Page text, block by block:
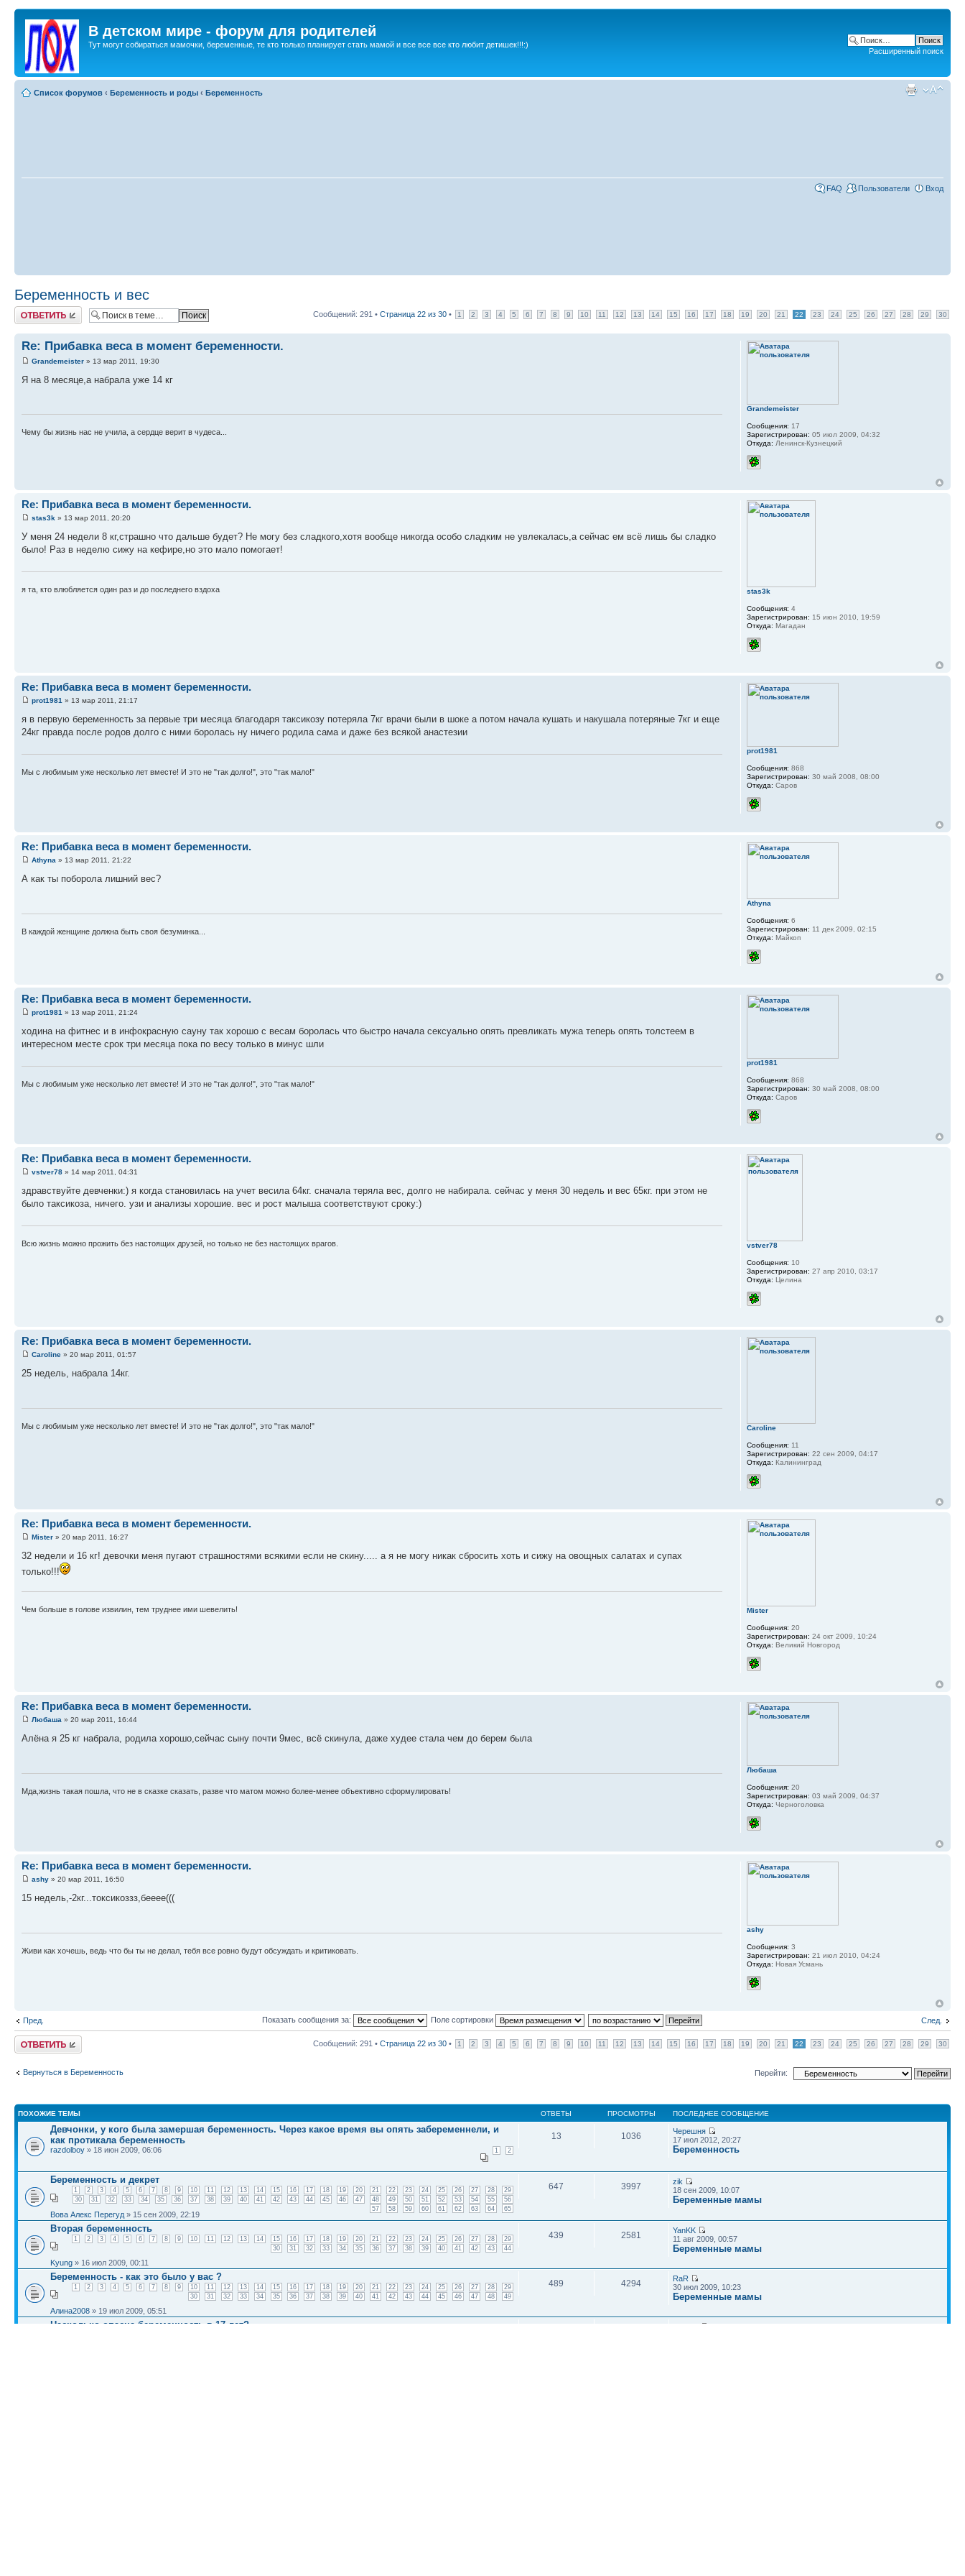
В детском мире - форум для родителей
Тут могут собираться мамочки, беременные, те кто только планирует стать мамой и все все все кто любит детишек!!!:)
Расширенный поиск
Список форумов ‹ Беременность и роды ‹ Беременность
FAQ Пользователи Вход
Беременность и вес
Ответить Сообщений: 291 • Страница 22 из 30 • 1 2 3 4 5 6 7 8 9 10 11 12 13 14 15 16 17 18 19 20 21 22 23 24 25 26 27 28 29 30
Re: Прибавка веса в момент беременности.
Grandemeister » 13 мар 2011, 19:30
Я на 8 месяце,а набрала уже 14 кг
Чему бы жизнь нас не учила, а сердце верит в чудеса...
Grandemeister
Сообщения: 17
Зарегистрирован: 05 июл 2009, 04:32
Откуда: Ленинск-Кузнецкий
Re: Прибавка веса в момент беременности.
stas3k » 13 мар 2011, 20:20
У меня 24 недели 8 кг,страшно что дальше будет? Не могу без сладкого,хотя вообще никогда особо сладким не увлекалась,а сейчас ем всё лишь бы сладко
было! Раз в неделю сижу на кефире,но это мало помогает!
я та, кто влюбляется один раз и до последнего вздоха stas3k
Сообщения: 4
Зарегистрирован: 15 июн 2010, 19:59
Откуда: Магадан
Re: Прибавка веса в момент беременности.
prot1981 » 13 мар 2011, 21:17
я в первую беременность за первые три месяца благодаря таксикозу потеряла 7кг врачи были в шоке а потом начала кушать и накушала потеряные 7кг и еще
24кг правда после родов долго с ними боролась ну ничего родила сама и даже без всякой анастезии
Мы с любимым уже несколько лет вместе! И это не "так долго!", это "так мало!"
prot1981
Сообщения: 868
Зарегистрирован: 30 май 2008, 08:00
Откуда: Саров
Re: Прибавка веса в момент беременности.
Athyna » 13 мар 2011, 21:22
А как ты поборола лишний вес?
В каждой женщине должна быть своя безyминка...
Athyna
Сообщения: 6
Зарегистрирован: 11 дек 2009, 02:15
Откуда: Майкоп
Re: Прибавка веса в момент беременности.
prot1981 » 13 мар 2011, 21:24
ходина на фитнес и в инфокрасную сауну так хорошо с весам боролась что быстро начала сексуально опять превликать мужа теперь опять толстеем в
интересном месте срок три месяца пока по весу только в минус шли
Мы с любимым уже несколько лет вместе! И это не "так долго!", это "так мало!"
prot1981
Сообщения: 868
Зарегистрирован: 30 май 2008, 08:00
Откуда: Саров
Re: Прибавка веса в момент беременности.
vstver78 » 14 мар 2011, 04:31
здравствуйте девченки:) я когда становилась на учет весила 64кг. сначала теряла вес, долго не набирала. сейчас у меня 30 недель и вес 65кг. при этом не
было таксикоза, ничего. узи и анализы хорошие. вес и рост малыша соответствуют сроку:)
Всю жизнь можно прожить без настоящих друзей, но только не без настоящих врагов. vstver78
Сообщения: 10
Зарегистрирован: 27 апр 2010, 03:17
Откуда: Целина
Re: Прибавка веса в момент беременности.
Caroline » 20 мар 2011, 01:57
25 недель, набрала 14кг.
Мы с любимым уже несколько лет вместе! И это не "так долго!", это "так мало!" Caroline
Сообщения: 11
Зарегистрирован: 22 сен 2009, 04:17
Откуда: Калининград
Re: Прибавка веса в момент беременности.
Mister » 20 мар 2011, 16:27
32 недели и 16 кг! девочки меня пугают страшностями всякими если не скину..... а я не могу никак сбросить хоть и сижу на овощных салатах и супах
только!!!
Чем больше в голове извилин, тем труднее ими шевелить! Mister
Сообщения: 20
Зарегистрирован: 24 окт 2009, 10:24
Откуда: Великий Новгород
Re: Прибавка веса в момент беременности.
Любаша » 20 мар 2011, 16:44
Алёна я 25 кг набрала, родила хорошо,сейчас сыну почти 9мес, всё скинула, даже худее стала чем до берем была
Мда,жизнь такая пошла, что не в сказке сказать, разве что матом можно более-менее объективно сформулировать!
Любаша
Сообщения: 20
Зарегистрирован: 03 май 2009, 04:37
Откуда: Черноголовка
Re: Прибавка веса в момент беременности.
ashy » 20 мар 2011, 16:50
15 недель,-2кг...токсикоззз,бееее(((
Живи как хочешь, ведь что бы ты не делал, тебя все ровно будут обсуждать и критиковать.
ashy
Сообщения: 3
Зарегистрирован: 21 июл 2010, 04:24
Откуда: Новая Усмань
Пред. След.
Показать сообщения за: Поле сортировки
Ответить Сообщений: 291 • Страница 22 из 30 • 1 2 3 4 5 6 7 8 9 10 11 12 13 14 15 16 17 18 19 20 21 22 23 24 25 26 27 28 29 30
Вернуться в Беременность Перейти:
ПОХОЖИЕ ТЕМЫ ОТВЕТЫ ПРОСМОТРЫ ПОСЛЕДНЕЕ СООБЩЕНИЕ
Девчонки, у кого была замершая беременность. Через какое время вы опять забеременнели, и
как протикала беременность
1 2
razdolboy » 18 июн 2009, 06:06
13 1036
Черешня
17 июл 2012, 20:27
Беременность
Беременность и декрет
1 2 3 4 5 6 7 8 9 10 11 12 13 14 15 16 17 18 19 20 21 22 23 24 25 26 27 28
29
30
31 32 33 34 35 36 37 38 39 40 41 42 43 44 45 46 47 48 49 50 51 52 53 54 55
56
57
58 59 60 61 62 63 64 65
Вова Алекс Перегуд » 15 сен 2009, 22:19
647 3997
zik
18 сен 2009, 10:07
Беременные мамы
Вторая беременность
1 2 3 4 5 6 7 8 9 10 11 12 13 14 15 16 17 18 19 20 21 22 23 24 25 26 27 28
29
30
31 32 33 34 35 36 37 38 39 40 41 42 43 44
Kyung » 16 июл 2009, 00:11
439 2581
YanKK
11 авг 2009, 00:57
Беременные мамы
Беременность - как это было у вас ?
1 2 3 4 5 6 7 8 9 10 11 12 13 14 15 16 17 18 19 20 21 22 23 24 25 26 27 28
29
30
31 32 33 34 35 36 37 38 39 40 41 42 43 44 45 46 47 48 49
Алина2008 » 19 июл 2009, 05:51
489 4294
RaR
30 июл 2009, 10:23
Беременные мамы
Насколько опасна беременность в 17 лет?